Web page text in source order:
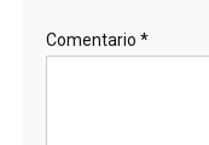
Comentario *